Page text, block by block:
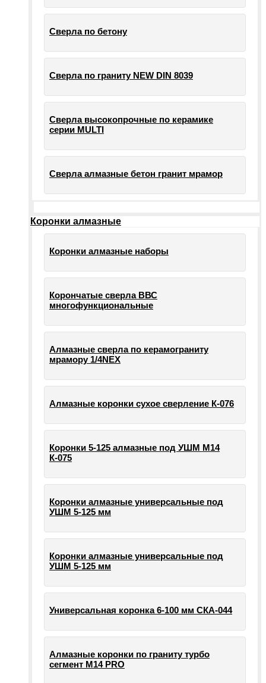
Сверла по бетону
Сверла по граниту NEW DIN 8039
Сверла высокопрочные по керамике
серии MULTI
Сверла алмазные бетон гранит мрамор
Коронки алмазные
Коронки алмазные наборы
Корончатые сверла ВВС
многофункциональные
Алмазные сверла по керамограниту
мрамору 1/4NEX
Алмазные коронки сухое сверление К-076
Коронки 5-125 алмазные под УШМ М14
К-075
Коронки алмазные универсальные под
УШМ 5-125 мм
Коронки алмазные универсальные под
УШМ 5-125 мм
Универсальная коронка 6-100 мм СКА-044
Алмазные коронки по граниту турбо
сегмент М14 PRO